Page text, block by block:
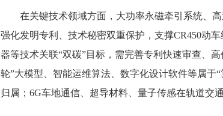
在关键技术领域方面，大功率永磁牵引系统、
强化发明专利、技术秘密双重保护，支撑CR450动
器等技术关联“双碳”目标，需完善专利快速审查、
轮”大模型、智能运维算法、数字化设计软件等属于
归属；6G车地通信、超导材料、量子传感在轨道交